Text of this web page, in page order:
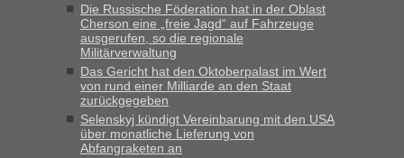
Milliarden aufgedeckt
„Kein Zoll. Du musst an sich nur sagen dass das privat ist
und du nicht damit handeln willst. So lange das nicht
Originalverpackt ist und ersichlich das nicht neu sollte es
keine Probleme geben“
Recht, Visa und Dokumente • Deklaration
gebrauchter Kleidung beim Zoll
Die Russische Föderation hat in der Oblast
Cherson eine „freie Jagd“ auf Fahrzeuge
ausgerufen, so die regionale
Militärverwaltung
Das Gericht hat den Oktoberpalast im Wert
von rund einer Milliarde an den Staat
zurückgegeben
Selenskyj kündigt Vereinbarung mit den USA
über monatliche Lieferung von
Abfangraketen an